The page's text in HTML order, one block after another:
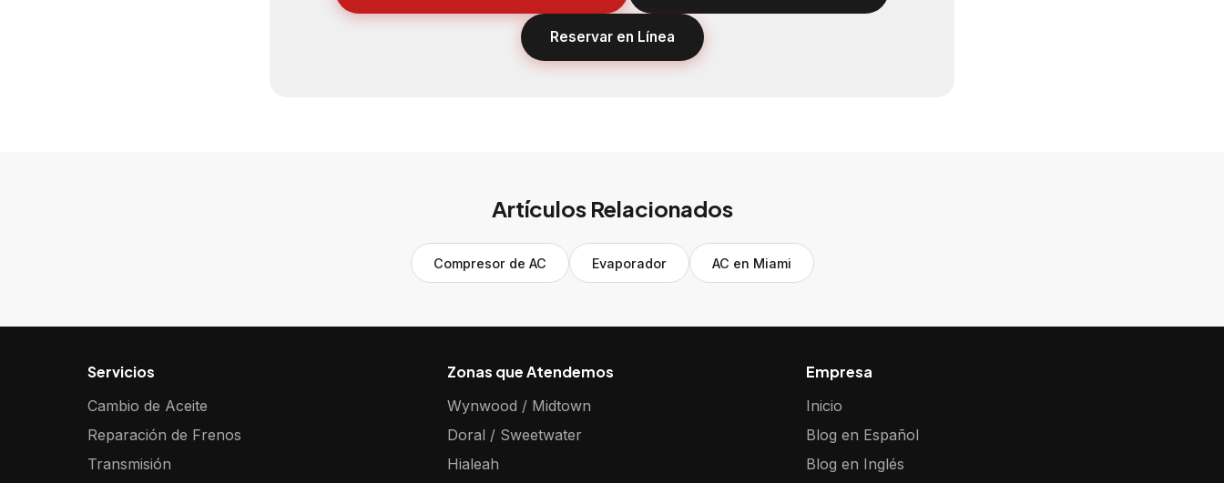
Reservar en Línea
Artículos Relacionados
Compresor de AC Evaporador AC en Miami
Servicios
Cambio de Aceite
Reparación de Frenos
Transmisión
Zonas que Atendemos
Wynwood / Midtown
Doral / Sweetwater
Hialeah
Empresa
Inicio
Blog en Español
Blog en Inglés